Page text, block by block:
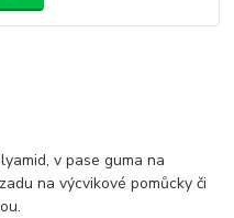
v pase guma na
na výcvikové pomůcky či